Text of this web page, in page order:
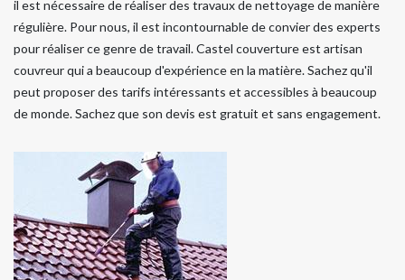
il est nécessaire de réaliser des travaux de nettoyage de manière
régulière. Pour nous, il est incontournable de convier des experts
pour réaliser ce genre de travail. Castel couverture est artisan
couvreur qui a beaucoup d'expérience en la matière. Sachez qu'il
peut proposer des tarifs intéressants et accessibles à beaucoup
de monde. Sachez que son devis est gratuit et sans engagement.